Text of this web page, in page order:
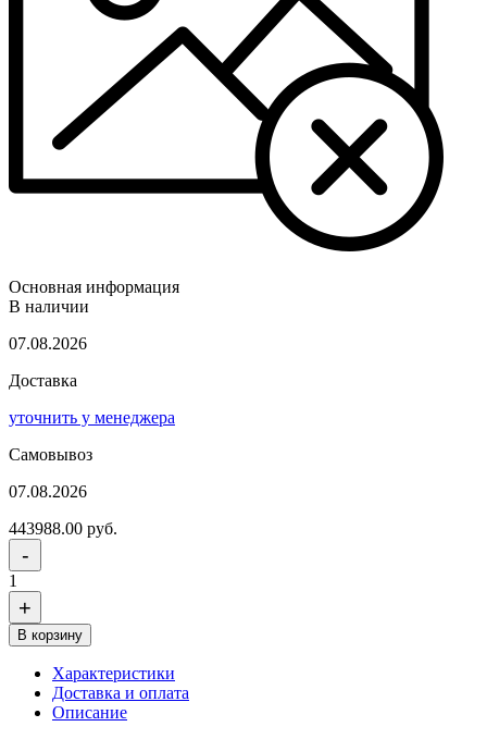
Основная информация
В наличии
07.08.2026
Доставка
уточнить у менеджера
Самовывоз
07.08.2026
443988.00 руб.
-
1
+
В корзину
Характеристики
Доставка и оплата
Описание